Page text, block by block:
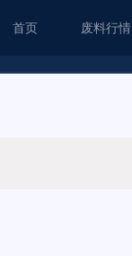
首页 废料行情